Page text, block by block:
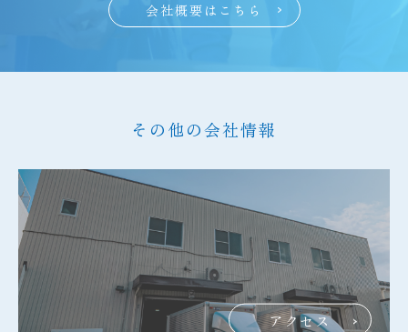
会社概要はこちら
その他の会社情報
アクセス